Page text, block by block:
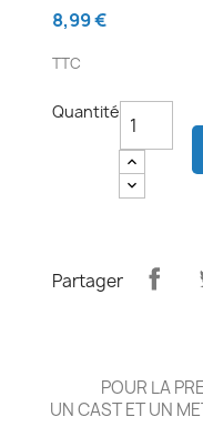
8,99 €
TTC
Quantité
Partager
POUR LA
UN CAST ET UN